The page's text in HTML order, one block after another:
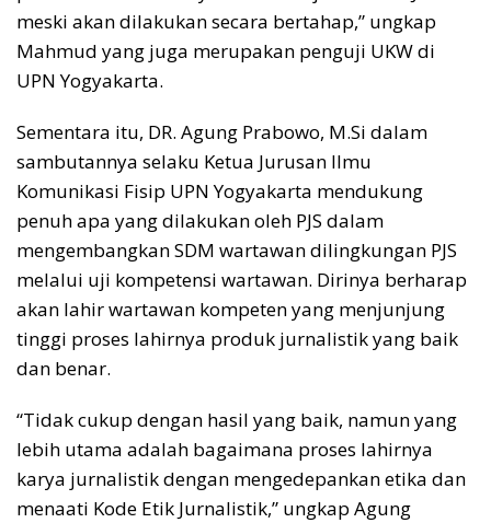
meski akan dilakukan secara bertahap,” ungkap
Mahmud yang juga merupakan penguji UKW di
UPN Yogyakarta.
Sementara itu, DR. Agung Prabowo, M.Si dalam
sambutannya selaku Ketua Jurusan Ilmu
Komunikasi Fisip UPN Yogyakarta mendukung
penuh apa yang dilakukan oleh PJS dalam
mengembangkan SDM wartawan dilingkungan PJS
melalui uji kompetensi wartawan. Dirinya berharap
akan lahir wartawan kompeten yang menjunjung
tinggi proses lahirnya produk jurnalistik yang baik
dan benar.
“Tidak cukup dengan hasil yang baik, namun yang
lebih utama adalah bagaimana proses lahirnya
karya jurnalistik dengan mengedepankan etika dan
menaati Kode Etik Jurnalistik,” ungkap Agung